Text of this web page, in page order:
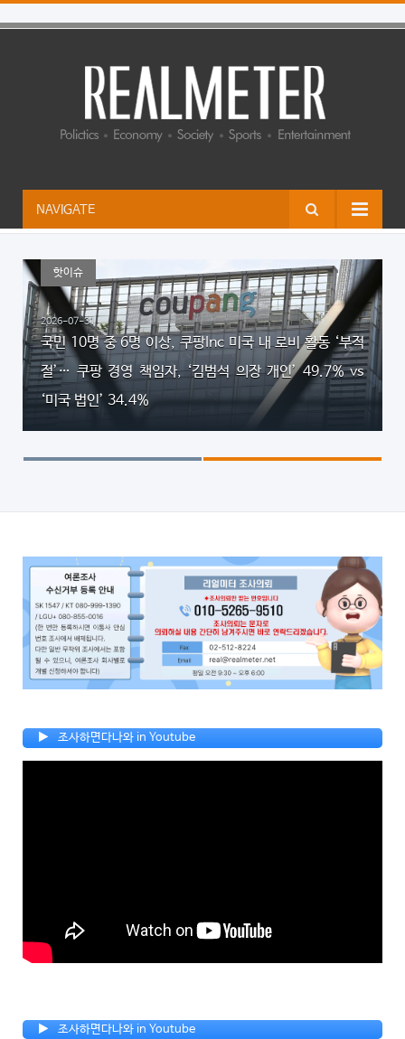
NAVIGATE
핫이슈
2026-07-31
국민 10명 중 6명 이상, 쿠팡Inc 미국 내 로비 활동 ‘부적
절’… 쿠팡 경영 책임자, ‘김범석 의장 개인’ 49.7% vs
‘미국 법인’ 34.4%
조사하면다나와 in Youtube
조사하면다나와 in Youtube